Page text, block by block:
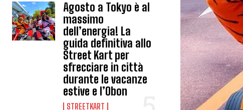
Agosto a Tokyo è al
massimo
dell’energia! La
guida definitiva allo
Street Kart per
sfrecciare in città
durante le vacanze
estive e l’Obon
STREETKART